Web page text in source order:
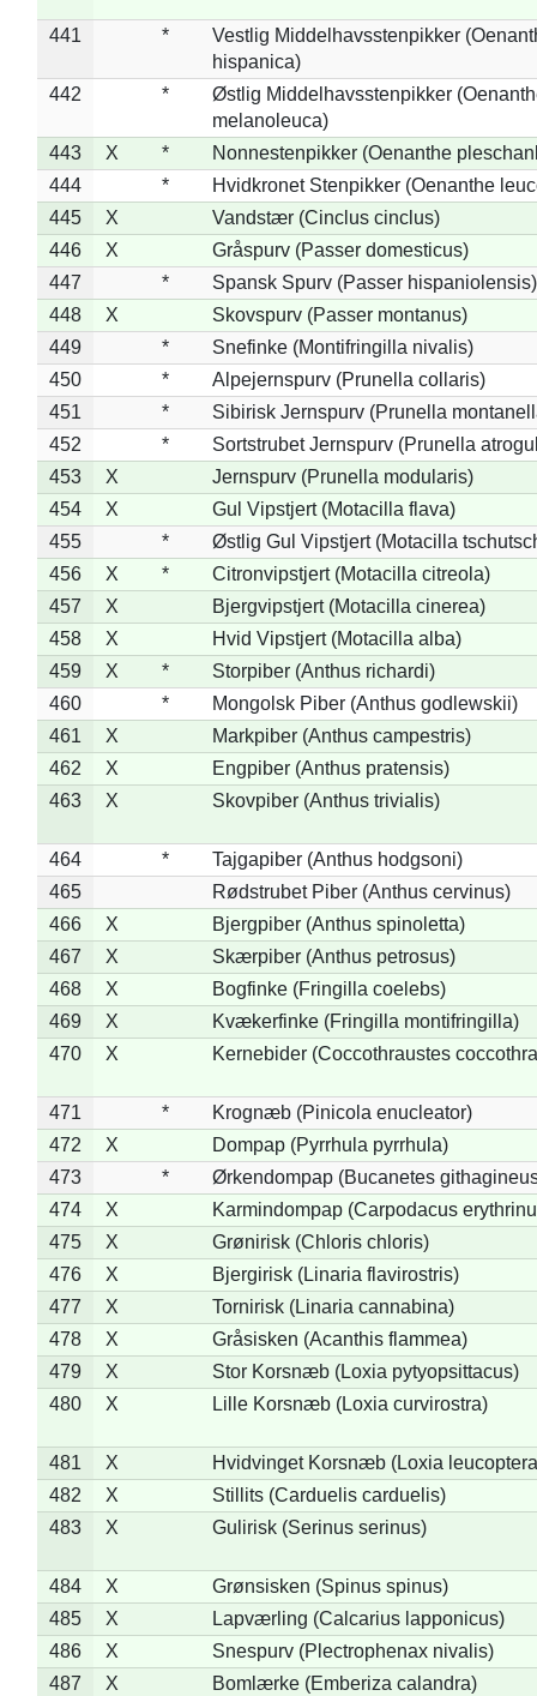
441 *
Vestlig Middelhavsstenpikker
hispanica)
442
*
Østlig Middelhavsstenpikker
melanoleuca)
443
X *
Nonnestenpikker (Oenanthe
444
*
Hvidkronet Stenpikker (Oenanthe
445
X
Vandstær (Cinclus cinclus)
446
X
Gråspurv (Passer domesticus)
447
*
Spansk Spurv (Passer hispaniolensis)
448
X
Skovspurv (Passer montanus)
449
*
Snefinke (Montifringilla nivalis)
450
*
Alpejernspurv (Prunella collaris)
451
*
Sibirisk Jernspurv (Prunella
452
*
Sortstrubet Jernspurv (Prunella
453
X
Jernspurv (Prunella modularis)
454
X
Gul Vipstjert (Motacilla flava)
455
*
Østlig Gul Vipstjert (Motacilla
456
X *
Citronvipstjert (Motacilla citreola)
457
X
Bjergvipstjert (Motacilla cinerea)
458
X
Hvid Vipstjert (Motacilla alba)
459
X *
Storpiber (Anthus richardi)
460
*
Mongolsk Piber (Anthus godlewskii)
461
X
Markpiber (Anthus campestris)
462
X
Engpiber (Anthus pratensis)
463
X Skovpiber (Anthus trivialis)
464 *
Tajgapiber (Anthus hodgsoni)
465
Rødstrubet Piber (Anthus cervinus)
466
X
Bjergpiber (Anthus spinoletta)
467
X
Skærpiber (Anthus petrosus)
468
X
Bogfinke (Fringilla coelebs)
469
X
Kvækerfinke (Fringilla montifringilla)
470
X Kernebider (Coccothraustes
471 *
Krognæb (Pinicola enucleator)
472
X
Dompap (Pyrrhula pyrrhula)
473
*
Ørkendompap (Bucanetes
474
X
Karmindompap (Carpodacus
475
X
Grønirisk (Chloris chloris)
476
X
Bjergirisk (Linaria flavirostris)
477
X
Tornirisk (Linaria cannabina)
478
X
Gråsisken (Acanthis flammea)
479
X
Stor Korsnæb (Loxia pytyopsittacus)
480
X Lille Korsnæb (Loxia curvirostra)
481 X
Hvidvinget Korsnæb (Loxia
482
X
Stillits (Carduelis carduelis)
483
X Gulirisk (Serinus serinus)
484 X
Grønsisken (Spinus spinus)
485
X
Lapværling (Calcarius lapponicus)
486
X
Snespurv (Plectrophenax nivalis)
487
X Bomlærke (Emberiza calandra)